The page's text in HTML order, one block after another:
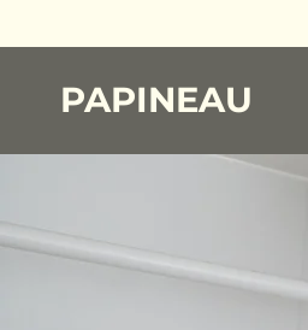
PAPINEAU